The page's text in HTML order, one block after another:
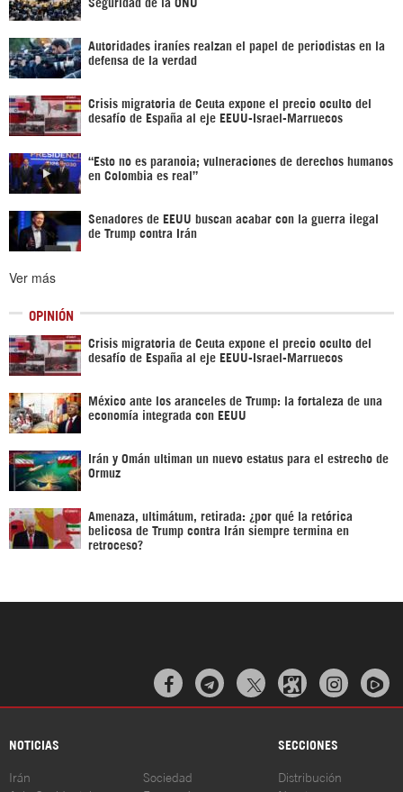
Seguridad de la ONU
Autoridades iraníes realzan el papel de periodistas en la
defensa de la verdad
Crisis migratoria de Ceuta expone el precio oculto del
desafío de España al eje EEUU-Israel-Marruecos
“Esto no es paranoia; vulneraciones de derechos humanos
en Colombia es real”
Senadores de EEUU buscan acabar con la guerra ilegal
de Trump contra Irán
Ver más
OPINIÓN
Crisis migratoria de Ceuta expone el precio oculto del
desafío de España al eje EEUU-Israel-Marruecos
México ante los aranceles de Trump: la fortaleza de una
economía integrada con EEUU
Irán y Omán ultiman un nuevo estatus para el estrecho de
Ormuz
Amenaza, ultimátum, retirada: ¿por qué la retórica
belicosa de Trump contra Irán siempre termina en
retroceso?
  
NOTICIAS SECCIONES
Irán Sociedad Distribución